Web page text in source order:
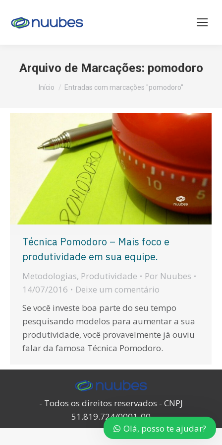
Arquivo de Marcações: pomodoro
Você está aqui:
Início Entradas com marcações "pomodoro"
Técnica Pomodoro – Mais foco e
produtividade em sua equipe.
Metodologias, Produtividade Por Nuubes
14/07/2016
Deixe um comentário
Se você investe boa parte do seu tempo
pesquisando modelos para aumentar a sua
produtividade, você provavelmente já ouviu
falar da famosa Técnica Pomodoro.
- Todos os direitos reservados - CNPJ
51.819.724/0001-00
Olá, posso te ajudar?